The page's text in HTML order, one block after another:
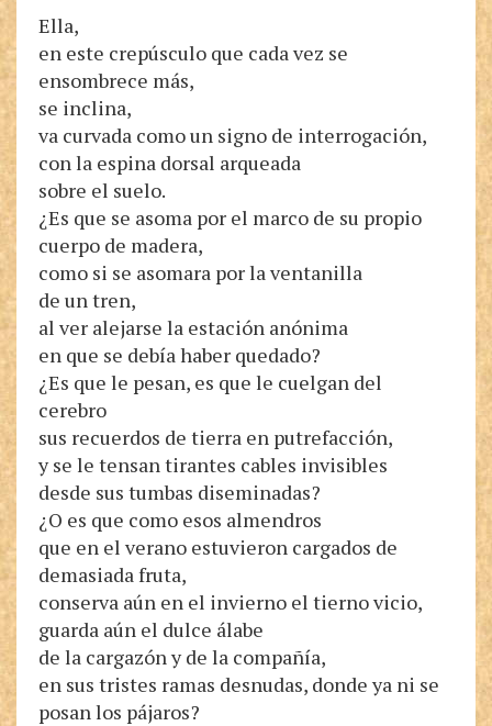
Ella,
en este crepúsculo que cada vez se
ensombrece más,
se inclina,
va curvada como un signo de interrogación,
con la espina dorsal arqueada
sobre el suelo.
¿Es que se asoma por el marco de su propio
cuerpo de madera,
como si se asomara por la ventanilla
de un tren,
al ver alejarse la estación anónima
en que se debía haber quedado?
¿Es que le pesan, es que le cuelgan del
cerebro
sus recuerdos de tierra en putrefacción,
y se le tensan tirantes cables invisibles
desde sus tumbas diseminadas?
¿O es que como esos almendros
que en el verano estuvieron cargados de
demasiada fruta,
conserva aún en el invierno el tierno vicio,
guarda aún el dulce álabe
de la cargazón y de la compañía,
en sus tristes ramas desnudas, donde ya ni se
posan los pájaros?